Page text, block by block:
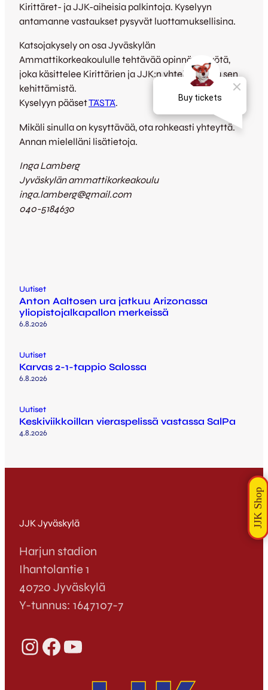
Kirittäret- ja JJK-aiheisia palkintoja. Kyselyyn
antamanne vastaukset pysyvät luottamuksellisina.
Katsojakysely on osa Jyväskylän
Ammattikorkeakoululle tehtävää opinnäytetyötä,
joka käsittelee Kirittärien ja JJK:n yhteistyötä ja sen
kehittämistä.
Kyselyyn pääsetTÄSTÄ.
Mikäli sinulla on kysyttävää, ota rohkeasti yhteyttä.
Annan mielelläni lisätietoja.
Inga Lamberg
Jyväskylän ammattikorkeakoulu
inga.lamberg@gmail.com
040-5184630
Uutiset
Anton Aaltosen ura jatkuu Arizonassa
yliopistojalkapallon merkeissä
6.8.2026
Uutiset
Karvas 2-1-tappio Salossa
6.8.2026
Uutiset
Keskiviikkoillan vieraspelissä vastassa SalPa
4.8.2026
JJK Jyväskylä
Harjun stadion
Ihantolantie 1
40720 Jyväskylä
Y-tunnus: 1647107-7
InstagramFacebook YouTube